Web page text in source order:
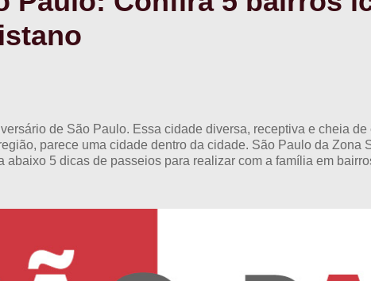
de São Paulo. Essa cidade diversa, receptiva e cheia
parece uma cidade dentro da cidade. São Paulo da
abaixo 5 dicas de passeios para realizar com a família em